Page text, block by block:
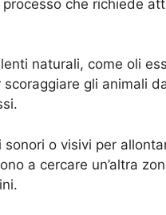
che richiede
naturali, come oli
gli animali
o visivi per
a cercare un’altra